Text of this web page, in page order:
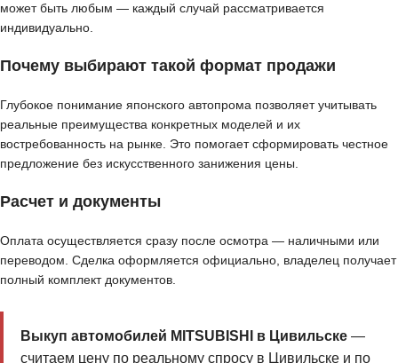
может быть любым — каждый случай рассматривается
индивидуально.
Почему выбирают такой формат продажи
Глубокое понимание японского автопрома позволяет учитывать
реальные преимущества конкретных моделей и их
востребованность на рынке. Это помогает сформировать честное
предложение без искусственного занижения цены.
Расчет и документы
Оплата осуществляется сразу после осмотра — наличными или
переводом. Сделка оформляется официально, владелец получает
полный комплект документов.
Выкуп автомобилей MITSUBISHI в Цивильске—
считаем цену по реальному спросу в Цивильске и по